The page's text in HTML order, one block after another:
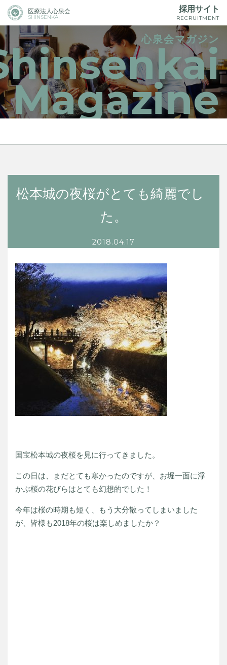
医療法人心泉会
SHINSENKAI
採用サイト
RECRUITMENT
心泉会マガジン
Magazine
松本城の夜桜がとても綺麗でし
た。
2018.04.17
国宝松本城の夜桜を見に行ってきました。
この日は、まだとても寒かったのですが、お堀一面に浮
かぶ桜の花びらはとても幻想的でした！
今年は桜の時期も短く、もう大分散ってしまいました
が、皆様も2018年の桜は楽しめましたか？